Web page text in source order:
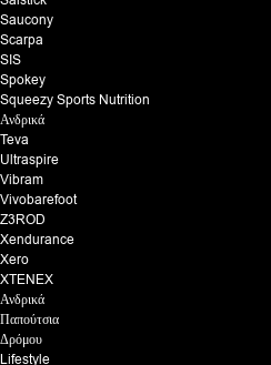
Saucony
Scarpa
SIS
Spokey
Squeezy Sports Nutrition
Ανδρικά
Teva
Ultraspire
Vibram
Vivobarefoot
Z3ROD
Xendurance
Xero
XTENEX
Ανδρικά
Παπούτσια
Δρόμου
Lifestyle